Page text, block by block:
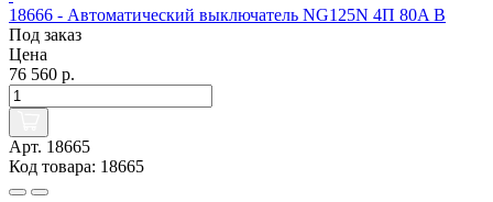
18666 - Автоматический выключатель NG125N 4П 80A B
Под заказ
Цена
76 560 р.
Арт. 18665
Код товара: 18665